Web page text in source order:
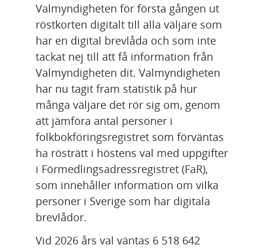
Valmyndigheten för första gången ut
röstkorten digitalt till alla väljare som
har en digital brevlåda och som inte
tackat nej till att få information från
Valmyndigheten dit. Valmyndigheten
har nu tagit fram statistik på hur
många väljare det rör sig om, genom
att jämföra antal personer i
folkbokföringsregistret som förväntas
ha rösträtt i höstens val med uppgifter
i Förmedlingsadressregistret (FaR),
som innehåller information om vilka
personer i Sverige som har digitala
brevlådor.
Vid 2026 års val väntas 6 518 642